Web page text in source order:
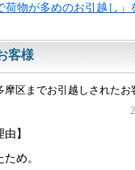
荷物が多めのお引越し」
客様
区までお引越しされたお
】
め。